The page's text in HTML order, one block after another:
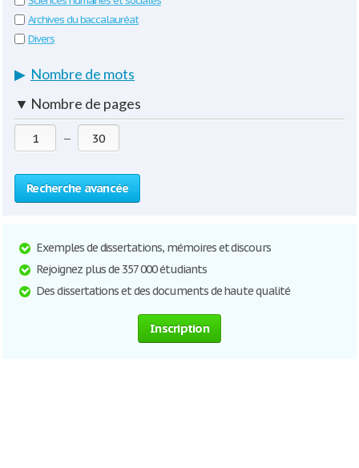
Archives du baccalauréat
Divers
▶ Nombre de mots
▼ Nombre de pages
—
Recherche avancée
Exemples de dissertations, mémoires et discours
Rejoignez plus de 357 000 étudiants
Des dissertations et des documents de haute qualité
Inscription